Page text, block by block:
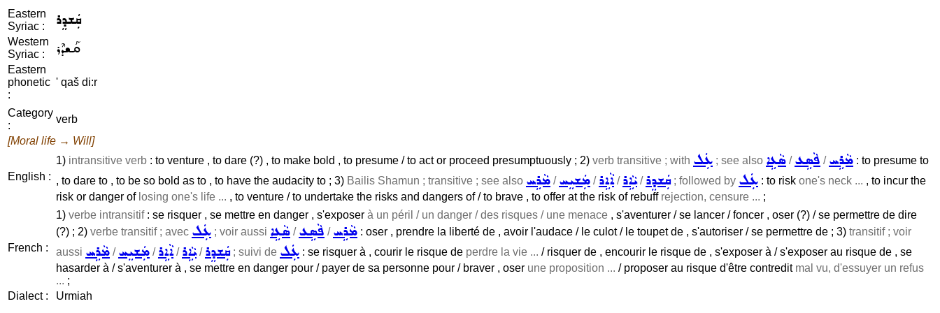
Eastern
Syriac :
ܩܲܫܕܸܪ
Western
Syriac :
ܩܰܫܕܶܪ
Eastern
phonetic
:
' qaš di:r
Category
:
verb
[Moral life → Will]
English :
1) intransitive verb : to venture , to dare (?) , to make bold , to presume / to act or proceed presumptuously ; 2) verb transitive ; with ܥܲܠ ; see also ܣܵܥܹܐ /ܦܵܣܹܥ /ܡܵܪܹܚ : to presume to
, to dare to , to be so bold as to , to have the audacity to ; 3) Bailis Shamun ; transitive ; see also ܡܵܪܹܚ /ܡܲܫܝܸܚ /ܐܵܐܹܪ/ܝܵܐܹܪ/ܩܲܫܕܸܪ; followed by ܥܲܠ : to risk one's neck ... , to incur the
risk or danger of losing one's life ... , to venture / to undertake the risks and dangers of / to brave , to offer at the risk of rebuff rejection, censure ... ;
French :
1) verbe intransitif: se risquer , se mettre en danger , s'exposer à un péril / un danger / des risques / une menace , s'aventurer / se lancer / foncer , oser (?) / se permettre de dire
(?) ; 2) verbe transitif ; avec ܥܲܠ ; voir aussi ܣܵܥܹܐ /ܦܵܣܹܥ /ܡܵܪܹܚ : oser , prendre la liberté de , avoir l'audace / le culot / le toupet de , s'autoriser / se permettre de ; 3) transitif ; voir
aussi ܡܵܪܹܚ /ܡܲܫܝܸܚ /ܐܵܐܹܪ/ܝܵܐܹܪ/ܩܲܫܕܸܪ; suivi de ܥܲܠ : se risquer à , courir le risque de perdre la vie ... / risquer de , encourir le risque de , s'exposer à / s'exposer au risque de , se
hasarder à / s'aventurer à , se mettre en danger pour / payer de sa personne pour / braver , oser une proposition ... / proposer au risque d'être contredit mal vu, d'essuyer un refus
... ;
Dialect :
Urmiah